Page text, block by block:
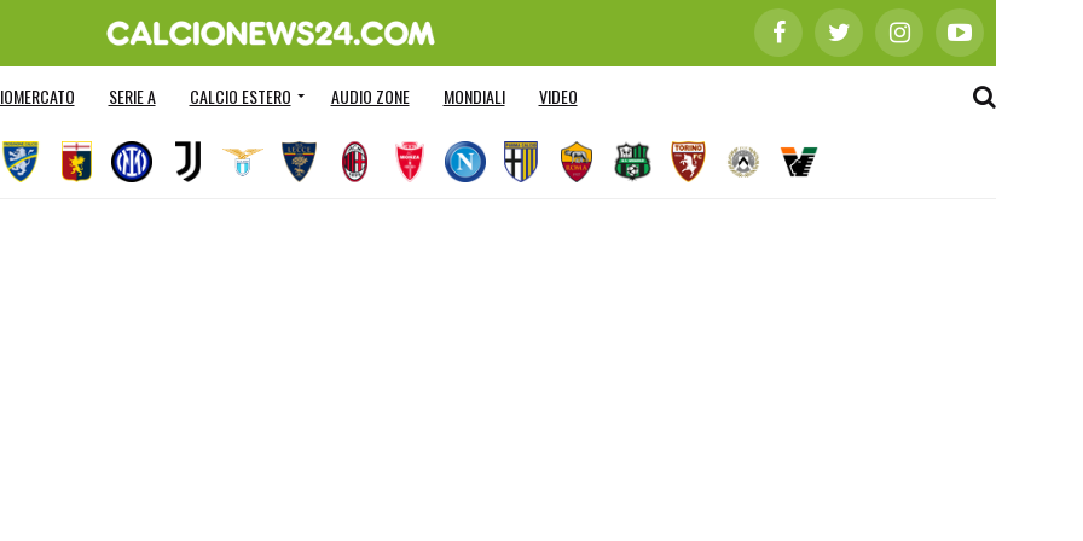
SERIE A CALCIO ESTERO AUDIO ZONE MONDIALI VIDEO